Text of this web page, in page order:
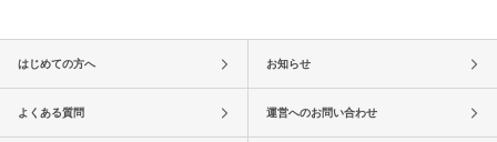
はじめての方へ お知らせ
よくある質問 運営へのお問い合わせ